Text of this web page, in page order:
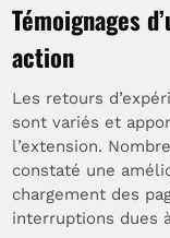
Témoignages
action
Les retours
sont variés et
l’extension.
constaté une
chargement des
interruptions dues